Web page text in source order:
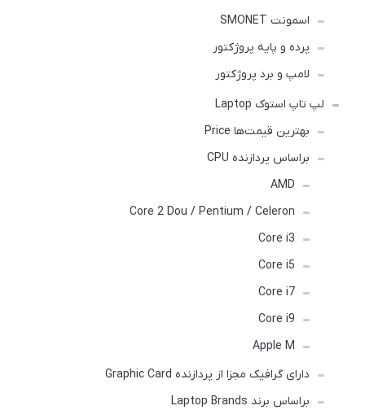
اسمونت SMONET
پرده و پایه پروژکتور
لامپ و برد پروژکتور
لپ تاپ استوک Laptop
بهترین قیمت‌ها Price
براساس پردازنده CPU
AMD
Core 2 Dou / Pentium / Celeron
Core i3
Core i5
Core i7
Core i9
Apple M
دارای گرافیک مجزا از پردازنده Graphic Card
براساس برند Laptop Brands